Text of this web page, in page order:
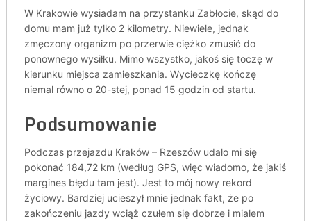
W Krakowie wysiadam na przystanku Zabłocie, skąd do
domu mam już tylko 2 kilometry. Niewiele, jednak
zmęczony organizm po przerwie ciężko zmusić do
ponownego wysiłku. Mimo wszystko, jakoś się toczę w
kierunku miejsca zamieszkania. Wycieczkę kończę
niemal równo o 20-stej, ponad 15 godzin od startu.
Podsumowanie
Podczas przejazdu Kraków – Rzeszów udało mi się
pokonać 184,72 km (według GPS, więc wiadomo, że jakiś
margines błędu tam jest). Jest to mój nowy rekord
życiowy. Bardziej ucieszył mnie jednak fakt, że po
zakończeniu jazdy wciąż czułem się dobrze i miałem